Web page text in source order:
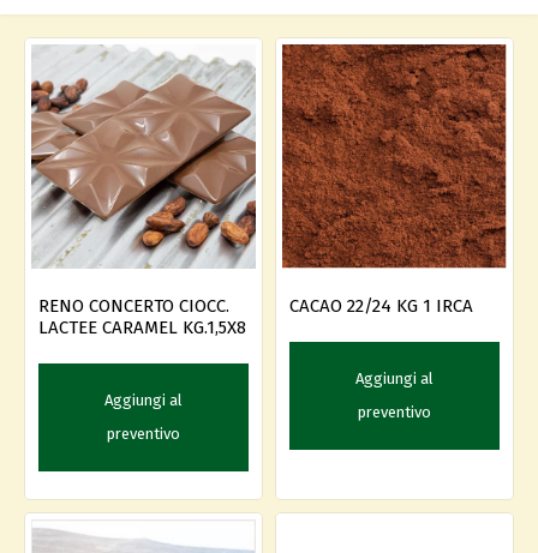
RENO CONCERTO CIOCC.
LACTEE CARAMEL KG.1,5X8
Aggiungi al
preventivo
CACAO 22/24 KG 1 IRCA
Aggiungi al
preventivo